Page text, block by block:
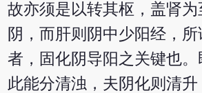
故亦须是以转其枢，盖肾
阴，而肝则阴中少阳经，
者，固化阴导阳之关键也
此能分清浊，夫阴化则清